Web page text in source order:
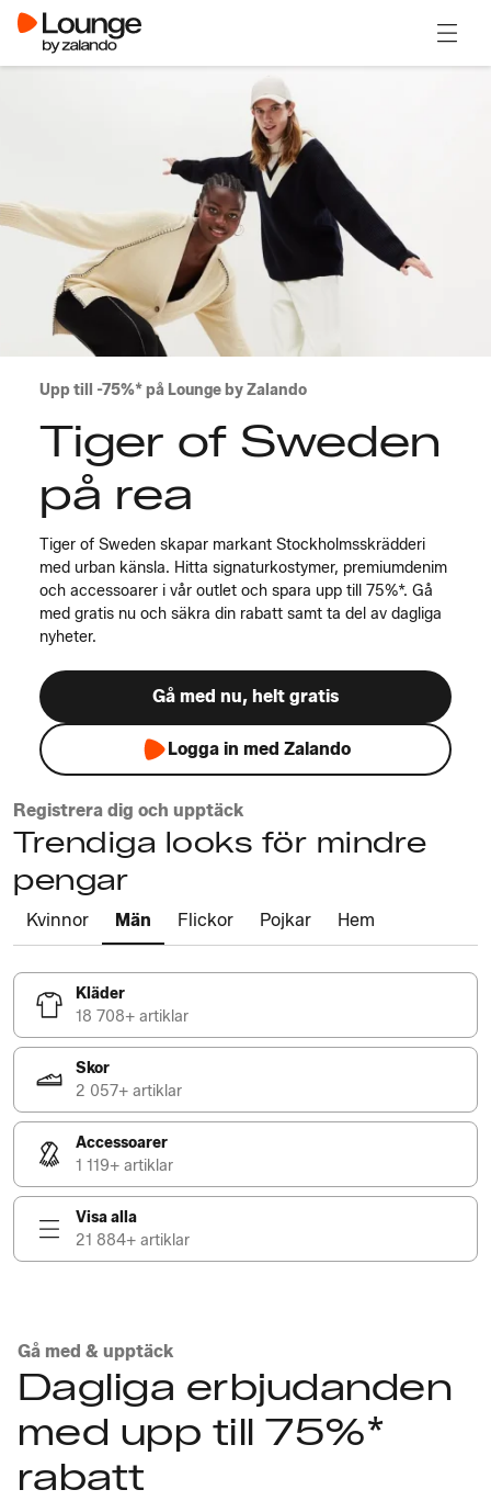
Upp till -75%* på Lounge by Zalando
Tiger of Sweden
på rea
Tiger of Sweden skapar markant Stockholmsskrädderi
med urban känsla. Hitta signaturkostymer, premiumdenim
och accessoarer i vår outlet och spara upp till 75%*. Gå
med gratis nu och säkra din rabatt samt ta del av dagliga
nyheter.
Gå med nu, helt gratis
Logga in med Zalando
Registrera dig och upptäck
Trendiga looks för mindre
pengar
Kvinnor Män Flickor Pojkar Hem
Kläder
18 708+ artiklar
Skor
2 057+ artiklar
Accessoarer
1 119+ artiklar
Visa alla
21 884+ artiklar
Gå med & upptäck
Dagliga erbjudanden
med upp till 75%*
rabatt